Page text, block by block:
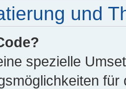
und
spezielle